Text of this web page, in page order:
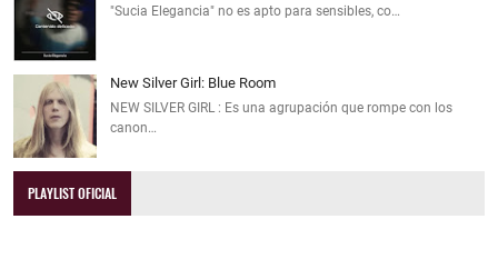
"Sucia Elegancia" no es apto para sensibles, co…
New Silver Girl: Blue Room
NEW SILVER GIRL : Es una agrupación que rompe con los
canon…
PLAYLIST OFICIAL